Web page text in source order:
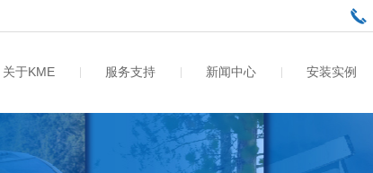
关于KME 服务支持 新闻中心 安装实例